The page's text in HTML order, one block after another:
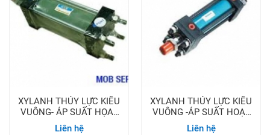
XYLANH THỦY LỰC KIỂU
VUÔNG- ÁP SUẤT HỌAT
ĐỘNG 70 BAR
Liên hệ
XYLANH THỦY LỰC KIỂU
VUÔNG -ÁP SUẤT HOẠT
ĐỘNG 140 BAR
Liên hệ